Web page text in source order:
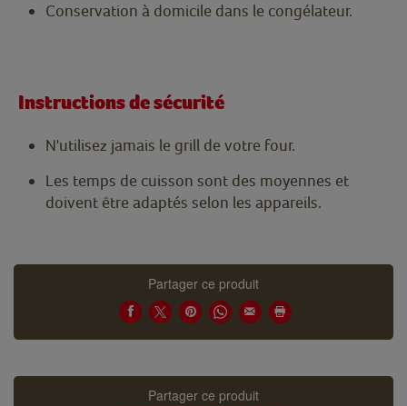
Conservation à domicile dans le congélateur.
Instructions de sécurité
N'utilisez jamais le grill de votre four.
Les temps de cuisson sont des moyennes et
doivent être adaptés selon les appareils.
Partager ce produit
Partager ce produit